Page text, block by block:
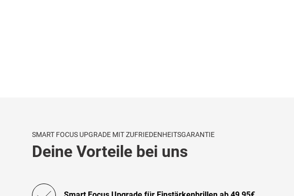
SMART FOCUS UPGRADE MIT ZUFRIEDENHEITSGARANTIE
Deine Vorteile bei uns